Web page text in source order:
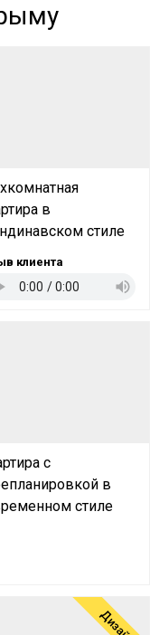
в
стиле
клиента
с
в
стиле